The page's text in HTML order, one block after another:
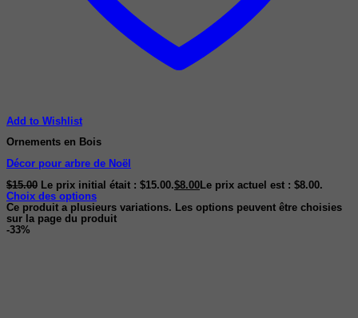
Add to Wishlist
Ornements en Bois
Décor pour arbre de Noël
$15.00 Le prix initial était : $15.00.$8.00 Le prix actuel est : $8.00.
Choix des options
Ce produit a plusieurs variations. Les options peuvent être choisies
sur la page du produit
-33%